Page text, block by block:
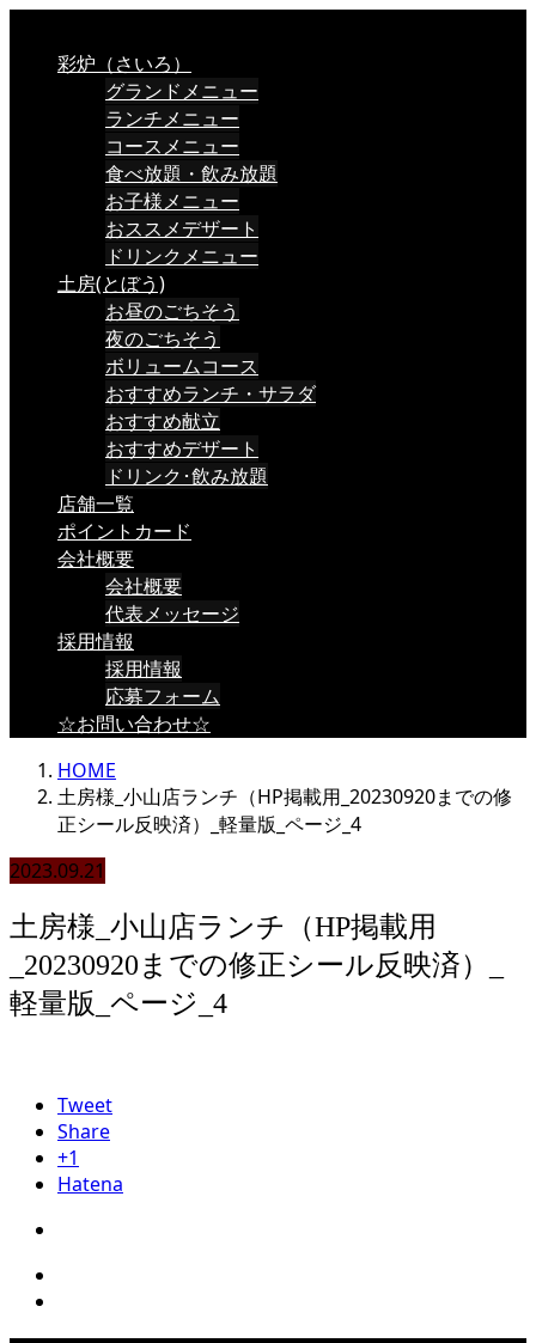
彩炉（さいろ）
グランドメニュー
ランチメニュー
コースメニュー
食べ放題・飲み放題
お子様メニュー
おススメデザート
ドリンクメニュー
土房(とぼう)
お昼のごちそう
夜のごちそう
ボリュームコース
おすすめランチ・サラダ
おすすめ献立
おすすめデザート
ドリンク･飲み放題
店舗一覧
ポイントカード
会社概要
会社概要
代表メッセージ
採用情報
採用情報
応募フォーム
☆お問い合わせ☆
HOME
土房様_小山店ランチ（HP掲載用_20230920までの修
正シール反映済）_軽量版_ページ_4
2023.09.21
土房様_小山店ランチ（HP掲載用
_20230920までの修正シール反映済）_
軽量版_ページ_4
Tweet
Share
+1
Hatena